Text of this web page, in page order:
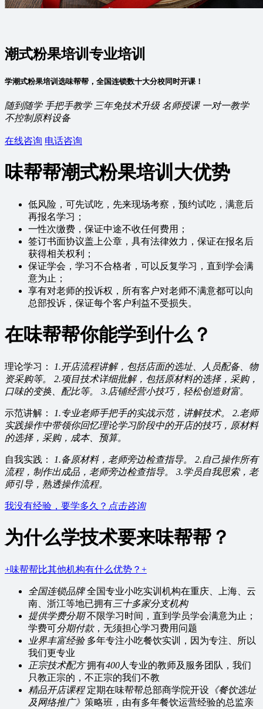
潮式粉果培训专业培训
学潮式粉果培训选味帮帮，全国连锁数十大分校同时开课！
随到随学 手把手教学 三年免技术升级 名师授课 一对一教学
不控制原料设备
在线咨询 电话咨询
味帮帮潮式粉果培训 大优势
低风险，可先试吃，先来现场考察，预约试吃，满意后
再报名学习；
一性次缴费，保证中途不收任何费用；
签订书面协议盖上公章，具有法律效力，保证在报名后
获得相关权利；
保证学会，学习不合格者，可以反复学习，直到学会满
意为止；
享有对老师的投诉权，所有客户对老师不满意都可以向
总部投诉，保证每个客户利益不受损失。
在味帮帮你能学到什么？
理论学习：
1.开店流程讲解，包括店面的选址、人员配备、物
资采购等。
2.项目技术详细批解，包括原材料的选择，采购，
口味的变换、配比等。 3.店铺经营小技巧，轻松创造财富。
示范讲解： 1.专业老师手把手的实战示范，讲解技术。
2.老师
实践操作中带领你回忆理论学习阶段中的开店的技巧，原材料
的选择，采购，成本、预算。
自我实践： 1.备原材料，老师旁边检查指导。
2.自己操作所有
流程，制作出成品，老师旁边检查指导。
3.学员自我思索，老
师引导，熟透操作流程。
我没有经验，要学多久？ 点击咨询
为什么学技术要来味帮帮？
+味帮帮比其他机构有什么优势？+
全国连锁品牌 全国专业小吃实训机构在重庆、上海、云
南、浙江等地已拥有 三十多家分支机构
提供学费分期 不限学习时间，直到学员学会满意为止；
学费可分期付款，无须担心学习费用问题
业界丰富经验 多年专注小吃餐饮实训，因为专注、所以
我们更专业
正宗技术配方 拥有400人专业的教师及服务团队，我们
只教正宗的，不正宗的我们不教
精品开店课程 定期在味帮帮总部商学院开设 《餐饮选址
及网络推广》 策略班，由有多年餐饮运营经验的总监亲